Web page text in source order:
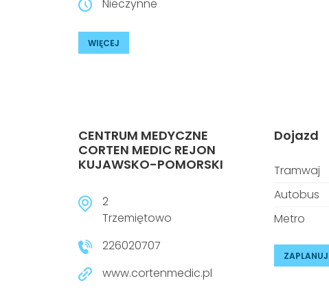
Nieczynne
WIĘCEJ
CENTRUM MEDYCZNE
CORTEN MEDIC REJON
KUJAWSKO-POMORSKI
2
Trzemiętowo
226020707
www.cortenmedic.pl
Dojazd
Tramwaj
Autobus
Metro
ZAPLANUJ